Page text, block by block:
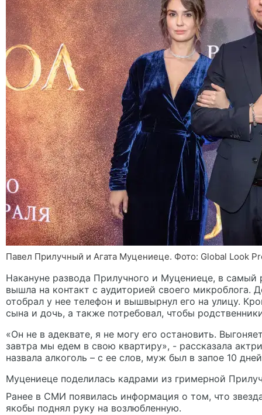
Павел Прилучный и Агата Муцениеце. Фото: Global Look
Накануне развода Прилучного и Муцениеце, в самый
вышла на контакт с аудиторией своего микроблога.
отобрал у нее телефон и вышвырнул его на улицу.
сына и дочь, а также потребовал, чтобы
«Он не в адеквате, я не могу его остановить.
завтра мы едем в свою квартиру», - рассказала
назвала алкоголь – с ее слов, муж был в запое 10
Муцениеце поделилась кадрами из гримерной
Ранее в СМИ появилась информация о том, что
якобы поднял руку на возлюбленную.